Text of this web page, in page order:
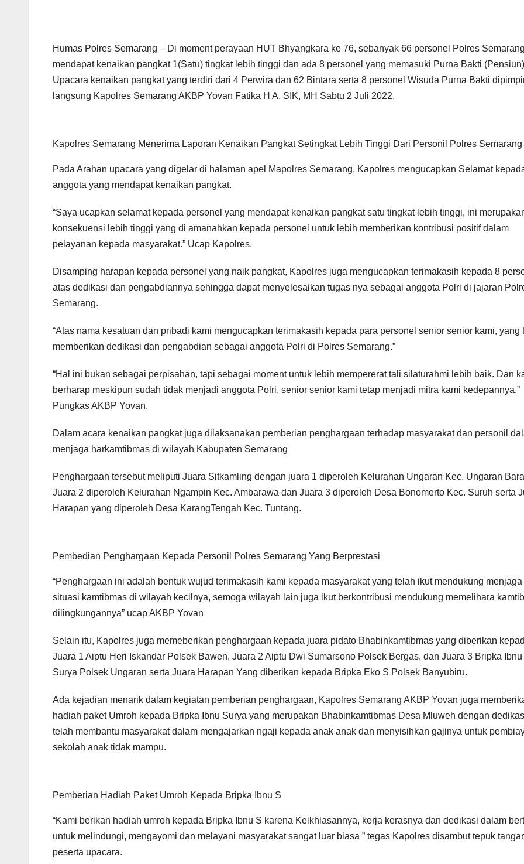
Humas Polres Semarang – Di moment perayaan HUT Bhyangkara ke 76, sebanyak 66 personel Polres Semarang
mendapat kenaikan pangkat 1(Satu) tingkat lebih tinggi dan ada 8 personel yang memasuki Purna Bakti
Upacara kenaikan pangkat yang terdiri dari 4 Perwira dan 62 Bintara serta 8 personel Wisuda Purna Bakti
langsung Kapolres Semarang AKBP Yovan Fatika H A, SIK, MH Sabtu 2 Juli 2022.
Kapolres Semarang Menerima Laporan Kenaikan Pangkat Setingkat Lebih Tinggi Dari Personil Polres Semarang
Pada Arahan upacara yang digelar di halaman apel Mapolres Semarang, Kapolres mengucapkan Selamat
anggota yang mendapat kenaikan pangkat.
“Saya ucapkan selamat kepada personel yang mendapat kenaikan pangkat satu tingkat lebih tinggi, ini
konsekuensi lebih tinggi yang di amanahkan kepada personel untuk lebih memberikan kontribusi positif dalam
pelayanan kepada masyarakat.” Ucap Kapolres.
Disamping harapan kepada personel yang naik pangkat, Kapolres juga mengucapkan terimakasih kepada 8
atas dedikasi dan pengabdiannya sehingga dapat menyelesaikan tugas nya sebagai anggota Polri di jajaran
Semarang.
“Atas nama kesatuan dan pribadi kami mengucapkan terimakasih kepada para personel senior senior kami, yang
memberikan dedikasi dan pengabdian sebagai anggota Polri di Polres Semarang.”
“Hal ini bukan sebagai perpisahan, tapi sebagai moment untuk lebih mempererat tali silaturahmi lebih baik. Dan
berharap meskipun sudah tidak menjadi anggota Polri, senior senior kami tetap menjadi mitra kami kedepannya.”
Pungkas AKBP Yovan.
Dalam acara kenaikan pangkat juga dilaksanakan pemberian penghargaan terhadap masyarakat dan personil
menjaga harkamtibmas di wilayah Kabupaten Semarang
Penghargaan tersebut meliputi Juara Sitkamling dengan juara 1 diperoleh Kelurahan Ungaran Kec. Ungaran
Juara 2 diperoleh Kelurahan Ngampin Kec. Ambarawa dan Juara 3 diperoleh Desa Bonomerto Kec. Suruh serta
Harapan yang diperoleh Desa KarangTengah Kec. Tuntang.
Pembedian Penghargaan Kepada Personil Polres Semarang Yang Berprestasi
“Penghargaan ini adalah bentuk wujud terimakasih kami kepada masyarakat yang telah ikut mendukung menjaga
situasi kamtibmas di wilayah kecilnya, semoga wilayah lain juga ikut berkontribusi mendukung memelihara
dilingkungannya” ucap AKBP Yovan
Selain itu, Kapolres juga memeberikan penghargaan kepada juara pidato Bhabinkamtibmas yang diberikan
Juara 1 Aiptu Heri Iskandar Polsek Bawen, Juara 2 Aiptu Dwi Sumarsono Polsek Bergas, dan Juara 3 Bripka Ibnu
Surya Polsek Ungaran serta Juara Harapan Yang diberikan kepada Bripka Eko S Polsek Banyubiru.
Ada kejadian menarik dalam kegiatan pemberian penghargaan, Kapolres Semarang AKBP Yovan juga
hadiah paket Umroh kepada Bripka Ibnu Surya yang merupakan Bhabinkamtibmas Desa Mluweh dengan
telah membantu masyarakat dalam mengajarkan ngaji kepada anak anak dan menyisihkan gajinya untuk
sekolah anak tidak mampu.
Pemberian Hadiah Paket Umroh Kepada Bripka Ibnu S
“Kami berikan hadiah umroh kepada Bripka Ibnu S karena Keikhlasannya, kerja kerasnya dan dedikasi dalam
untuk melindungi, mengayomi dan melayani masyarakat sangat luar biasa ” tegas Kapolres disambut tepuk
peserta upacara.